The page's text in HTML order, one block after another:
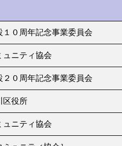
１０周年記念事業委員会
ュニティ協会
２０周年記念事業委員会
区役所
ュニティ協会